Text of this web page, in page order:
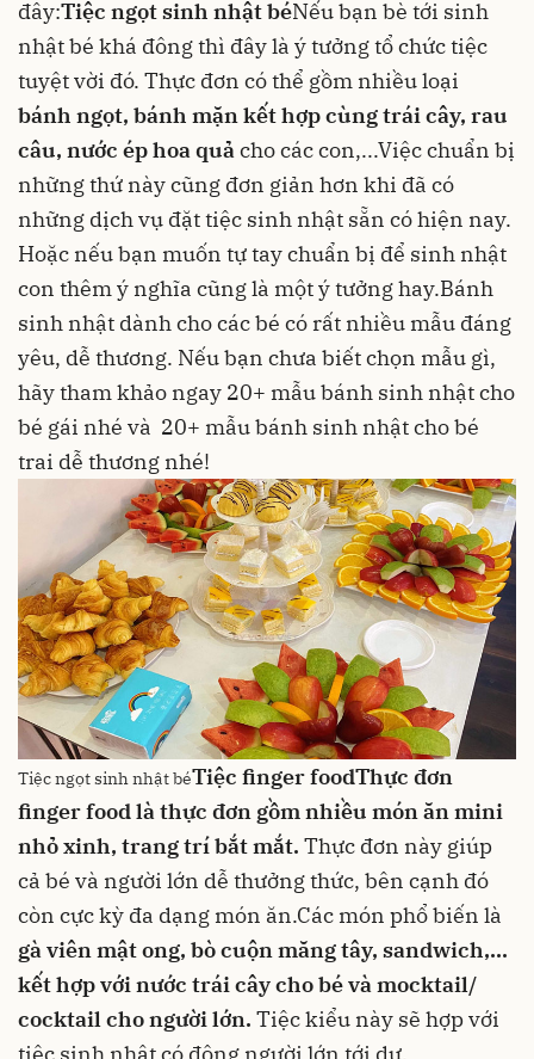
đây:Tiệc ngọt sinh nhật béNếu bạn bè tới sinh
nhật bé khá đông thì đây là ý tưởng tổ chức tiệc
tuyệt vời đó. Thực đơn có thể gồm nhiều loại
bánh ngọt, bánh mặn kết hợp cùng trái cây, rau
câu, nước ép hoa quảcho các con,...Việc chuẩn bị
những thứ này cũng đơn giản hơn khi đã có
những dịch vụ đặt tiệc sinh nhật sẵn có hiện nay.
Hoặc nếu bạn muốn tự tay chuẩn bị để sinh nhật
con thêm ý nghĩa cũng là một ý tưởng hay.Bánh
sinh nhật dành cho các bé có rất nhiều mẫu đáng
yêu, dễ thương. Nếu bạn chưa biết chọn mẫu gì,
hãy tham khảo ngay 20+ mẫubánh sinh nhật cho
bé gái nhé và 20+ mẫubánh sinh nhật cho bé
trai dễ thương nhé!
Tiệc ngọt sinh nhật béTiệc finger foodThực đơn
finger foodlà thực đơn gồm nhiều món ăn mini
nhỏ xinh, trang trí bắt mắt. Thực đơn này giúp
cả bé và người lớn dễ thưởng thức, bên cạnh đó
còn cực kỳ đa dạng món ăn.Các món phổ biến là
gà viên mật ong, bò cuộn măng tây, sandwich,...
kết hợp với nước trái cây cho bé và mocktail/
cocktail cho người lớn. Tiệc kiểu này sẽ hợp với
tiệc sinh nhật có đông người lớn tới dự.